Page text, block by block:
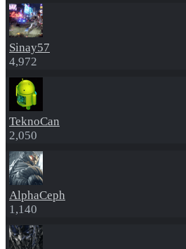
Sinay57
4,972
TeknoCan
2,050
AlphaCeph
1,140